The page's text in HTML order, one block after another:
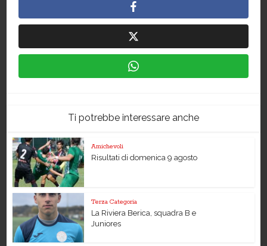
Ti potrebbe interessare anche
Amichevoli
Risultati di domenica 9 agosto
Terza Categoria
La Riviera Berica, squadra B e
Juniores